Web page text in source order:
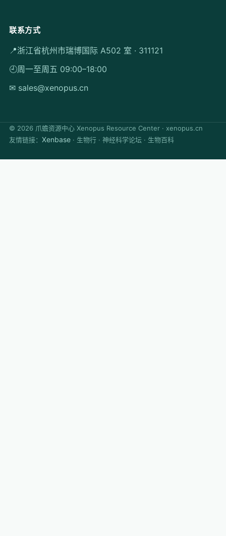
联系方式
📍浙江省杭州市瑞博国际 A502 室 · 311121
🕘周一至周五 09:00–18:00
✉ sales@xenopus.cn
© 2026 爪蟾资源中心 Xenopus Resource Center · xenopus.cn
友情链接： Xenbase · 生物行 · 神经科学论坛 · 生物百科